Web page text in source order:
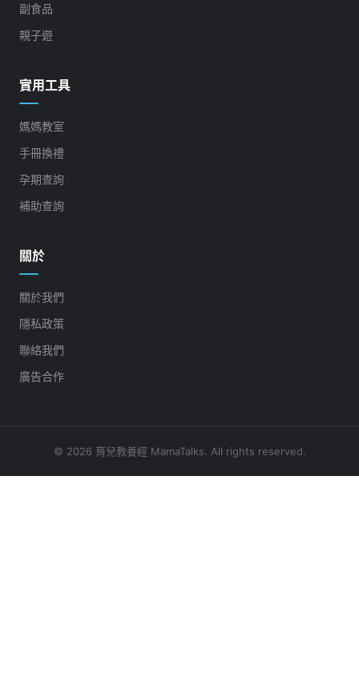
副食品
親子遊
實用工具
媽媽教室
手冊換禮
孕期查詢
補助查詢
關於
關於我們
隱私政策
聯絡我們
廣告合作
© 2026 育兒教養經 MamaTalks. All rights reserved.